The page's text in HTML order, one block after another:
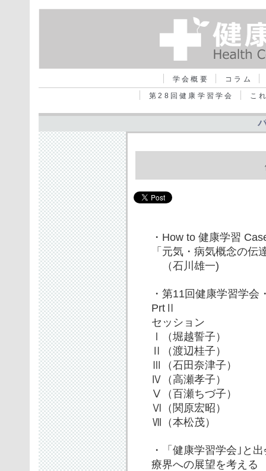
学会概要
コラム
第28回健康学習学会
こ
・How to 健康学習
「元気・病気概念の伝
（石川雄一)
・第11回健康学習学会
PrtⅡ
セッション
Ⅰ（堀越誓子）
Ⅱ（渡辺桂子）
Ⅲ（石田奈津子）
Ⅳ（高瀬孝子）
Ⅴ（百瀬ちづ子）
Ⅵ（関原宏昭）
Ⅶ（本松茂）
・「健康学習学会｣と
療界への展望を考える